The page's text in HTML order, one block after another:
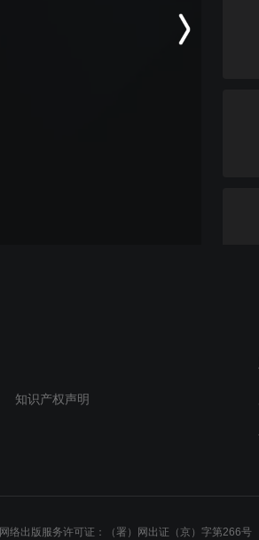
知识产权声明
网络出版服务许可证：（署）网出证（京）字第266号